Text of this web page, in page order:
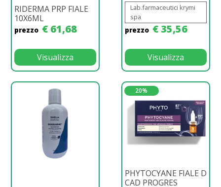
RIDERMA PRP FIALE
10X6ML
prezzo € 61,68
Visualizza
Lab.farmaceutici krymi
spa
prezzo € 35,56
Visualizza
20%
PHYTOCYANE FIALE D
CAD PROGRES